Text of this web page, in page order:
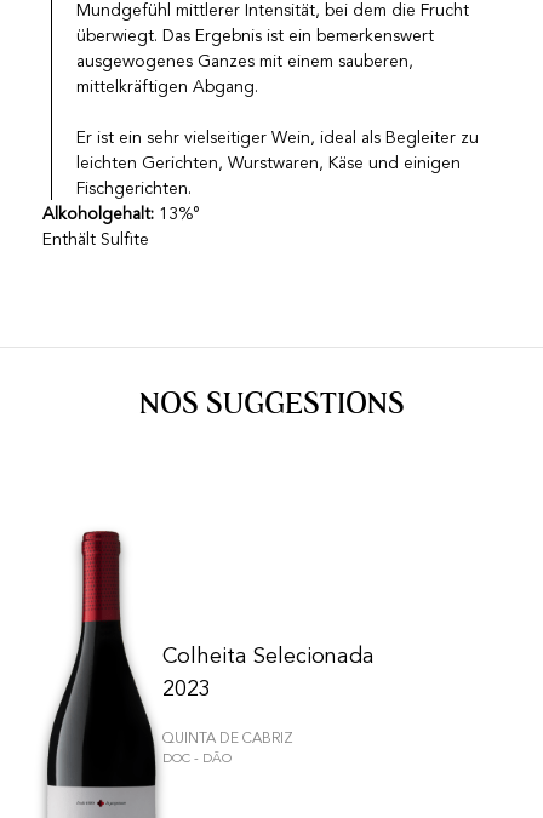
Sprache ändernFrançais- English-
Mundgefühl mittlerer Intensität, bei dem die Frucht
überwiegt. Das Ergebnis ist ein bemerkenswert
ausgewogenes Ganzes mit einem sauberen,
mittelkräftigen Abgang.
Er ist ein sehr vielseitiger Wein, ideal als Begleiter zu
leichten Gerichten, Wurstwaren, Käse und einigen
Fischgerichten.
Alkoholgehalt: 13%°
Enthält Sulfite
NOS SUGGESTIONS
Colheita Selecionada
2023
QUINTA DE CABRIZ
DOC - DÃO